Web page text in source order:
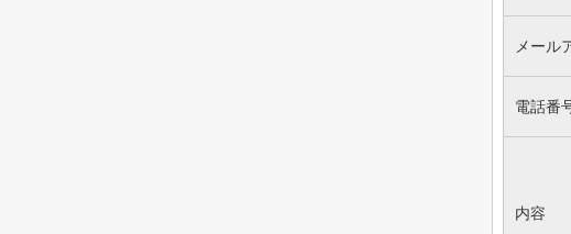
メール
電話番
内容